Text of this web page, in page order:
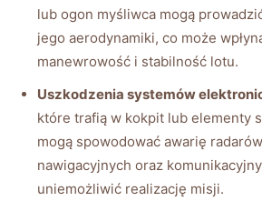
lub ogon myśliwca mogą
jego aerodynamiki, co może
manewrowość i stabilność lotu.
Uszkodzenia systemów
które trafią w kokpit lub elementy
mogą spowodować awarię
nawigacyjnych oraz
uniemożliwić realizację misji.